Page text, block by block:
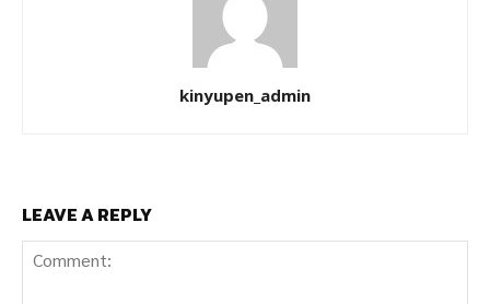
kinyupen_admin
LEAVE A REPLY